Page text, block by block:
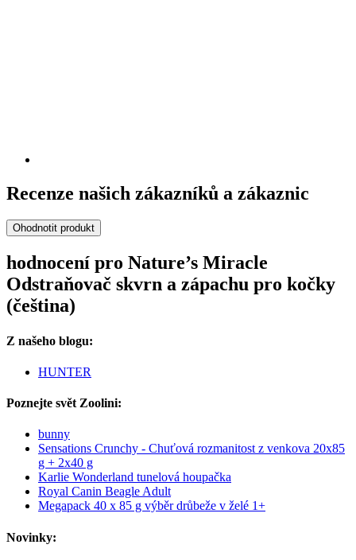
Recenze našich zákazníků a zákaznic
Ohodnotit produkt
hodnocení pro Nature’s Miracle
Odstraňovač skvrn a zápachu pro kočky
(čeština)
Z našeho blogu:
HUNTER
Poznejte svět Zoolini:
bunny
Sensations Crunchy - Chuťová rozmanitost z venkova 20x85
g + 2x40 g
Karlie Wonderland tunelová houpačka
Royal Canin Beagle Adult
Megapack 40 x 85 g výběr drůbeže v želé 1+
Novinky: